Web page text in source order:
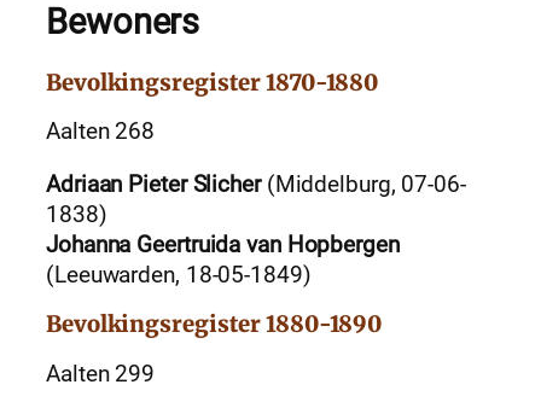
Bewoners
Bevolkingsregister 1870-1880
Aalten 268
Adriaan Pieter Slicher(Middelburg, 07-06-
1838)
Johanna Geertruida van Hopbergen
(Leeuwarden, 18-05-1849)
Bevolkingsregister 1880-1890
Aalten 299